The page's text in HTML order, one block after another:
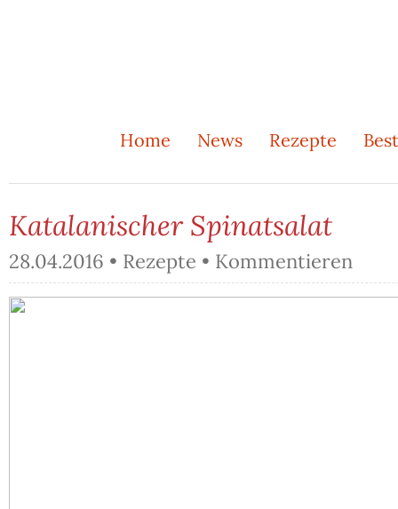
Home News Rezepte
Katalanischer Spinatsalat
28.04.2016 • Rezepte • Kommentieren